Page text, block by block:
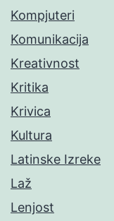
Kompjuteri
Komunikacija
Kreativnost
Kritika
Krivica
Kultura
Latinske Izreke
Laž
Lenjost